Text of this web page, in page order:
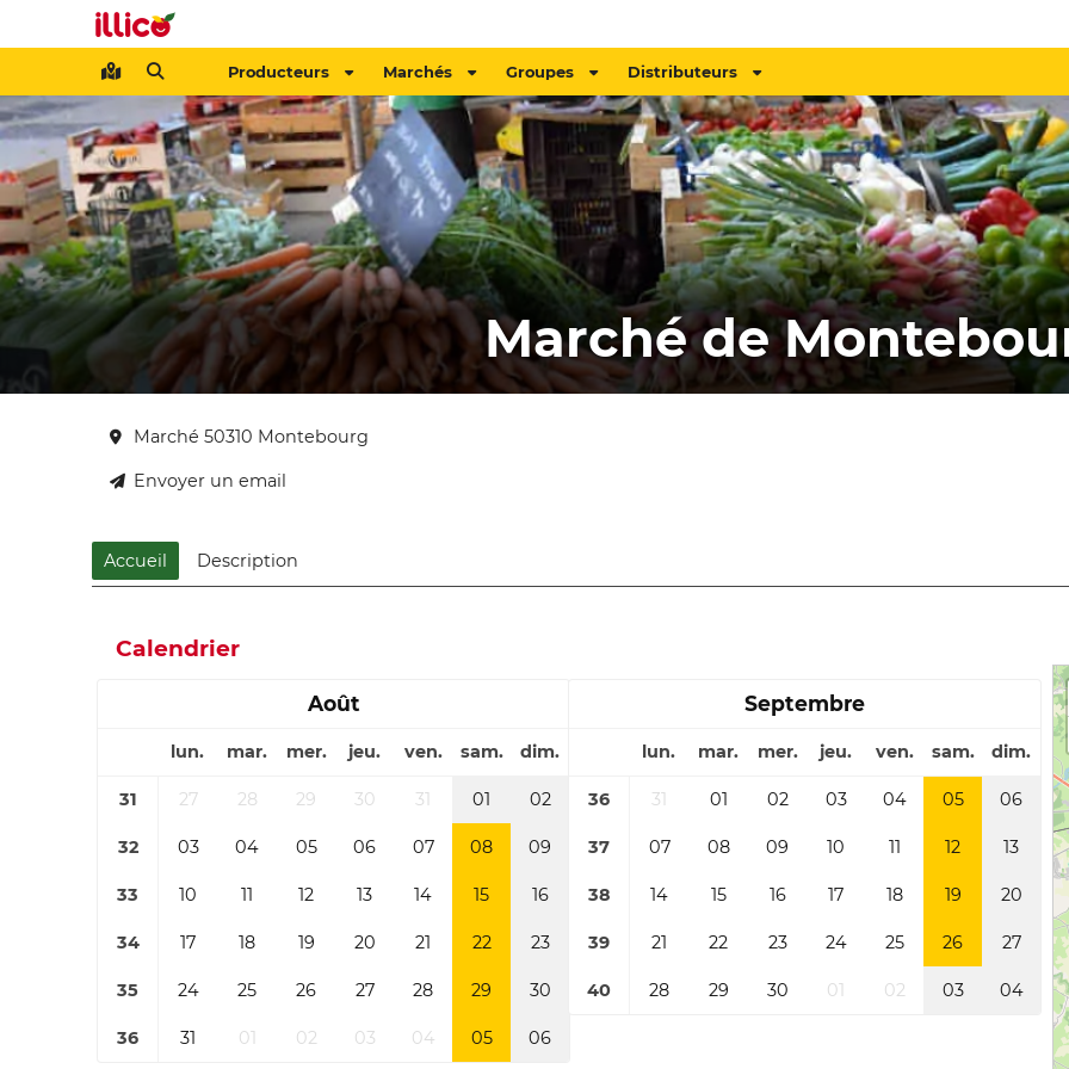
Producteurs Marchés Groupes Distributeurs
Marché de
Marché 50310 Montebourg
Envoyer un email
Accueil Description
Calendrier
Août
lun. mar. mer. jeu. ven. sam. dim.
31 27 28 29 30 31 01 02
32 03 04 05 06 07 08 09
33 10 11 12 13 14 15 16
34 17 18 19 20 21 22 23
35 24 25 26 27 28 29 30
36 31 01 02 03 04 05 06
Septembre
lun. mar. mer. jeu. ven. sam. dim.
36 31 01 02 03 04 05 06
37 07 08 09 10 11 12 13
38 14 15 16 17 18 19 20
39 21 22 23 24 25 26 27
40 28 29 30 01 02 03 04